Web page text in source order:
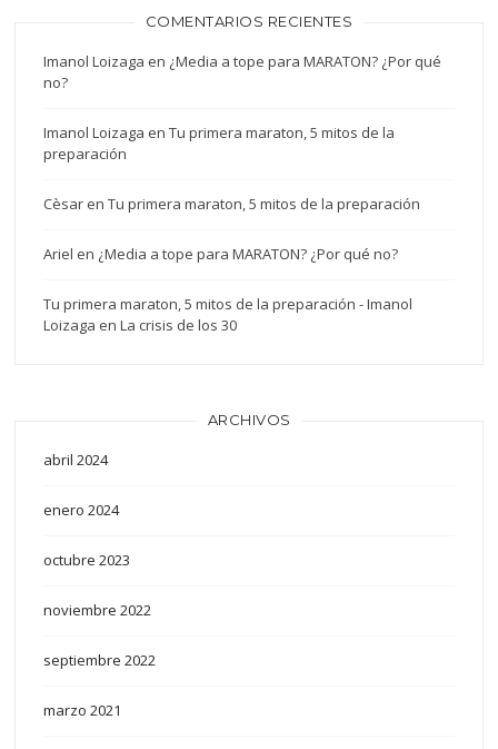
COMENTARIOS RECIENTES
Imanol Loizaga en ¿Media a tope para MARATON? ¿Por qué
no?
Imanol Loizaga enTu primera maraton, 5 mitos de la
preparación
Cèsar enTu primera maraton, 5 mitos de la preparación
Ariel en ¿Media a tope para MARATON? ¿Por qué no?
Tu primera maraton, 5 mitos de la preparación - Imanol
Loizaga enLa crisis de los 30
ARCHIVOS
abril 2024
enero 2024
octubre 2023
noviembre 2022
septiembre 2022
marzo 2021